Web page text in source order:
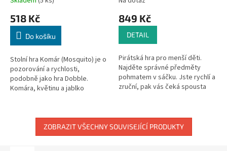
518 Kč
Do košíku
Stolní hra Komár (Mosquito) je o
pozorování a rychlosti,
podobně jako hra Dobble.
Komára, květinu a jablko
849 Kč
DETAIL
Pirátská hra pro menší děti.
Najděte správné předměty
pohmatem v sáčku. Jste rychlí a
zruční, pak vás čeká spousta
ZOBRAZIT VŠECHNY SOUVISEJÍCÍ PRODUKTY